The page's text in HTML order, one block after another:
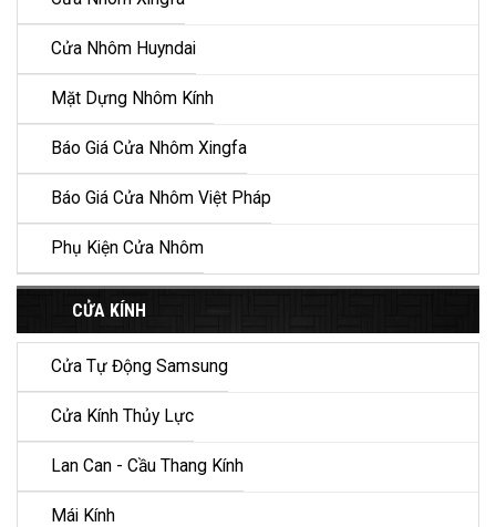
Cửa Nhôm Huyndai
Mặt Dựng Nhôm Kính
Báo Giá Cửa Nhôm Xingfa
Báo Giá Cửa Nhôm Việt Pháp
Phụ Kiện Cửa Nhôm
CỬA KÍNH
Cửa Tự Động Samsung
Cửa Kính Thủy Lực
Lan Can - Cầu Thang Kính
Mái Kính